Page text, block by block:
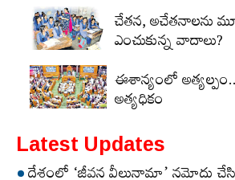
చేతన, అచేతనాలను
ఎంచుకున్న వాదాలు?
ఈశాన్యంలో
అత్యధికం
Latest Updates